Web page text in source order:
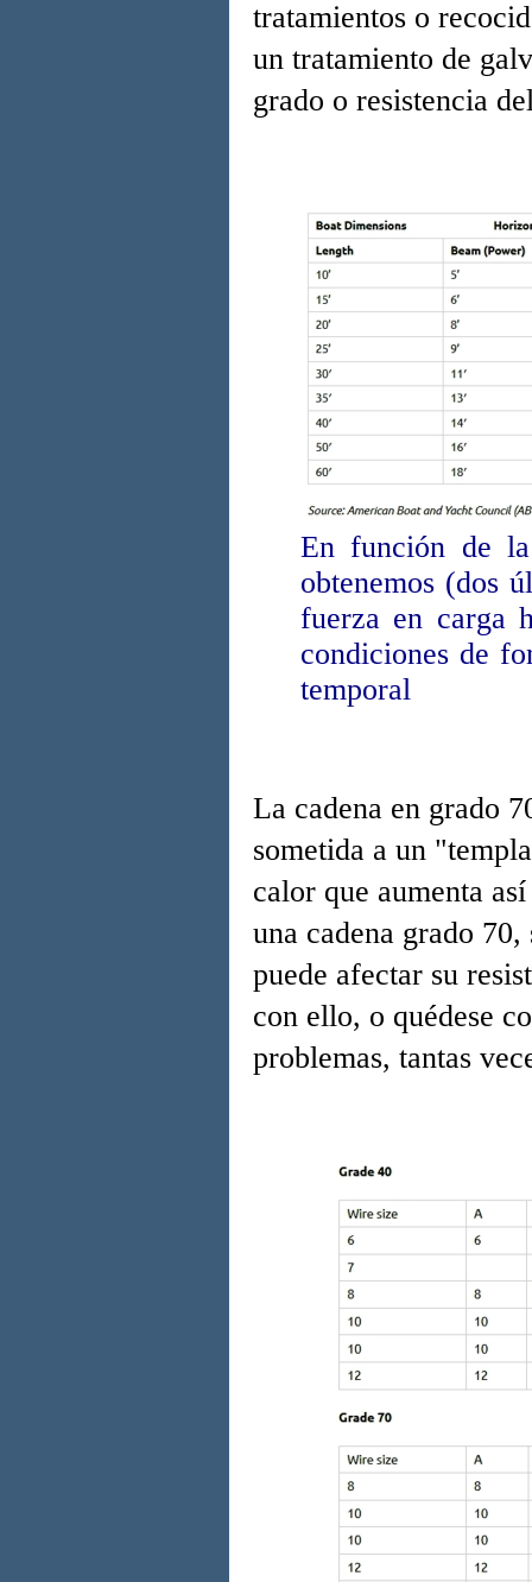
tratamientos o
un tratamiento de
grado o resistencia
En función de
obtenemos (dos
fuerza en carga
condiciones de
temporal
La cadena en grado
sometida a un
calor que aumenta
una cadena grado
puede afectar su
con ello, o quédese
problemas, tantas